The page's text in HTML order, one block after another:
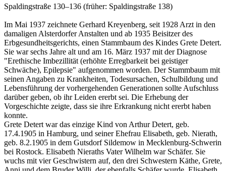
Spaldingstraße 130–136 (früher: Spaldingstraße 138)
Im Mai 1937 zeichnete Gerhard Kreyenberg, seit 1928 Arzt in den
damaligen Alsterdorfer Anstalten und ab 1935 Beisitzer des
Erbgesundheitsgerichts, einen Stammbaum des Kindes Grete Detert.
Sie war sechs Jahre alt und am 16. März 1937 mit der Diagnose
"Erethische Imbezillität (erhöhte Erregbarkeit bei geistiger
Schwäche), Epilepsie" aufgenommen worden. Der Stammbaum mit
seinen Angaben zu Krankheiten, Todesursachen, Schulbildung und
Lebensführung der vorhergehenden Generationen sollte Aufschluss
darüber geben, ob ihr Leiden ererbt sei. Die Erhebung der
Vorgeschichte zeigte, dass sie ihre Erkrankung nicht ererbt haben
konnte.
Grete Detert war das einzige Kind von Arthur Detert, geb.
17.4.1905 in Hamburg, und seiner Ehefrau Elisabeth, geb. Nierath,
geb. 8.2.1905 in dem Gutsdorf Sildemow in Mecklenburg-Schwerin
bei Rostock. Elisabeth Nieraths Vater Wilhelm war Schäfer. Sie
wuchs mit vier Geschwistern auf, den drei Schwestern Käthe, Grete,